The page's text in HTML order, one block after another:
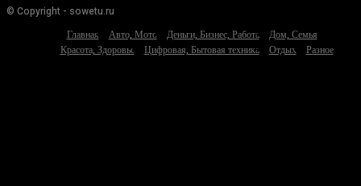
© Copyright - sowetu.ru
Главная
Авто, Мото Деньги, Бизнес, Работа
Дом, Семья
Красота, Здоровье
Цифровая, Бытовая техника Отдых Разное